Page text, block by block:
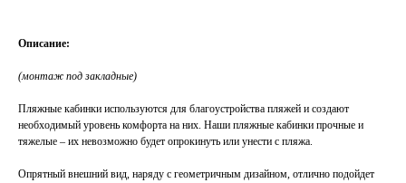
Описание:
(монтаж под закладные)
Пляжные кабинки используются для благоустройства пляжей и создают
необходимый уровень комфорта на них. Наши пляжные кабинки прочные и
тяжелые – их невозможно будет опрокинуть или унести с пляжа.
Опрятный внешний вид, наряду с геометричным дизайном, отлично подойдет